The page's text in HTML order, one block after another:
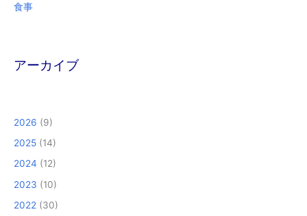
食事
アーカイブ
2026 (9)
2025 (14)
2024 (12)
2023 (10)
2022 (30)